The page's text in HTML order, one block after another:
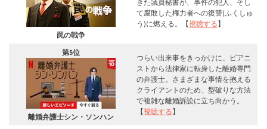
罠の戦争
きた議員秘書が、事件の犯人、そし
て腐敗した権力者への復讐(ふくしゅ
う)に燃える。【視聴する】
第5位
離婚弁護士シン・ソンハン
つらい出来事をきっかけに、ピアニ
ストから法律家に転身した離婚専門
の弁護士。さまざまな事情を抱える
クライアントのため、型破りな方法
で複雑な離婚訴訟に立ち向かう。
【視聴する】